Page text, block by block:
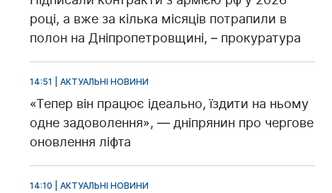
році, а вже за кілька місяців потрапили в
полон на Дніпропетровщині, – прокуратура
14:51 | АКТУАЛЬНІ НОВИНИ
«Тепер він працює ідеально, їздити на ньому
одне задоволення», — дніпрянин про чергове
оновлення ліфта
14:10 | АКТУАЛЬНІ НОВИНИ